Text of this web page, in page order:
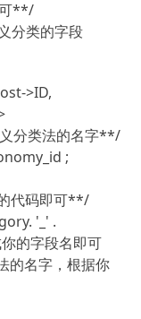
分类的字段
分类法的名字**/
代码即可**/
'_' .
的字段名即可
的名字，根据你